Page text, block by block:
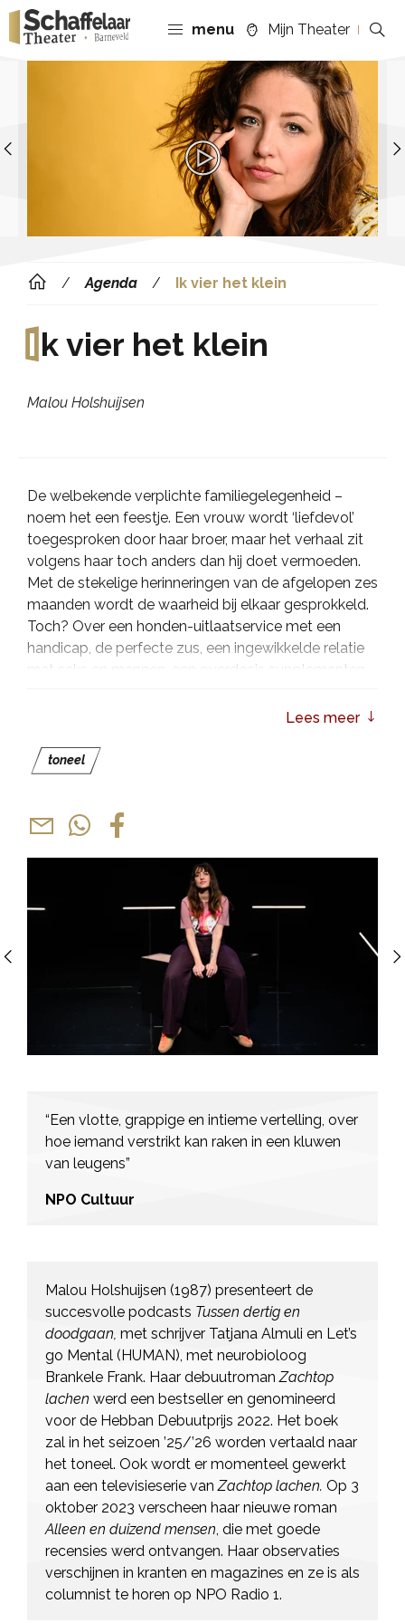
menu Mijn Theater
Agenda Ik vier het klein
I k vier het klein
Malou Holshuijsen
De welbekende verplichte familiegelegenheid –
noem het een feestje. Een vrouw wordt ‘liefdevol’
toegesproken door haar broer, maar het verhaal zit
volgens haar toch anders dan hij doet vermoeden.
Met de stekelige herinneringen van de afgelopen zes
maanden wordt de waarheid bij elkaar gesprokkeld.
Toch? Over een honden-uitlaatservice met een
handicap, de perfecte zus, een ingewikkelde relatie
met seks en mannen, een overdosis supplementen-
is een monoloog vol rake observaties over de
en daar pijnlijk herkenbaar.
Lees meer
toneel
“Een vlotte, grappige en intieme vertelling, over
hoe iemand verstrikt kan raken in een kluwen
van leugens”
NPO Cultuur
Malou Holshuijsen (1987) presenteert de
succesvolle podcasts Tussen dertig en
doodgaan, met schrijver Tatjana Almuli en Let’s
go Mental (HUMAN), met neurobioloog
Brankele Frank. Haar debuutromanZachtop
lachen werd een bestseller en genomineerd
voor de Hebban Debuutprijs 2022. Het boek
zal in het seizoen ’25/’26 worden vertaald naar
het toneel. Ook wordt er momenteel gewerkt
aan een televisieserie vanZachtop lachen. Op 3
oktober 2023 verscheen haar nieuwe roman
Alleen en duizend mensen, die met goede
recensies werd ontvangen. Haar observaties
verschijnen in kranten en magazines en ze is als
columnist te horen op NPO Radio 1.